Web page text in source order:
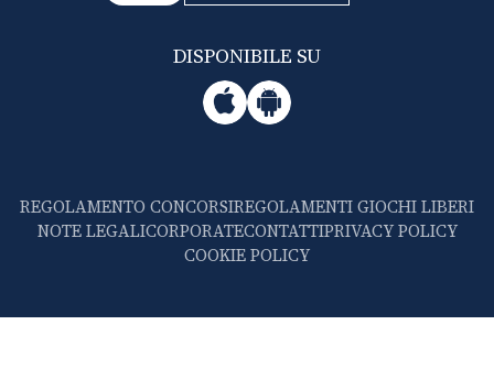
DISPONIBILE SU
REGOLAMENTO CONCORSIREGOLAMENTI GIOCHI LIBERI
NOTE LEGALICORPORATECONTATTIPRIVACY POLICY
COOKIE POLICY